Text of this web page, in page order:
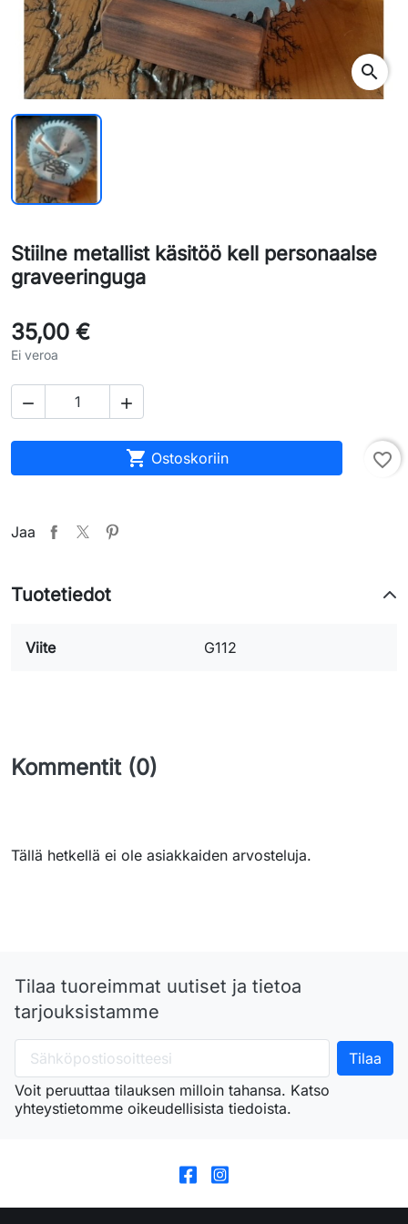
search
Stiilne metallist käsitöö kell personaalse
graveeringuga
35,00 €
Ei veroa
 
 Ostoskoriin favorite_border
Jaa
Tuotetiedot
Viite G112
Kommentit (0)
Tällä hetkellä ei ole asiakkaiden arvosteluja.
Tilaa tuoreimmat uutiset ja tietoa
tarjouksistamme
Voit peruuttaa tilauksen milloin tahansa. Katso
yhteystietomme oikeudellisista tiedoista.